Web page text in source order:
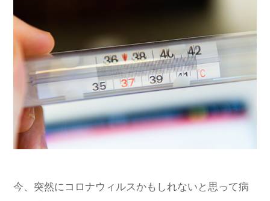
今、突然にコロナウィルスかもしれないと思って病